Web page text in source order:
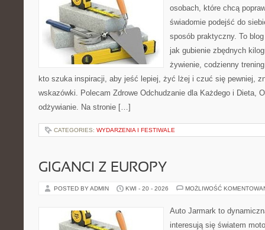
osobach, które chcą
świadomie podejść do
sposób praktyczny. To
jak gubienie zbędnych
żywienie, codzienny
kto szuka inspiracji, aby jeść lepiej, żyć lżej i czuć się pewniej,
wskazówki. Polecam Zdrowe Odchudzanie dla Każdego i Dieta,
odżywianie. Na stronie […]
CATEGORIES: WYDARZENIA I FESTIWALE
GIGANCI Z EUROPY
POSTED BY ADMIN KWI - 20 - 2026 MOŻLIWOŚĆ
Auto Jarmark to
interesują się światem